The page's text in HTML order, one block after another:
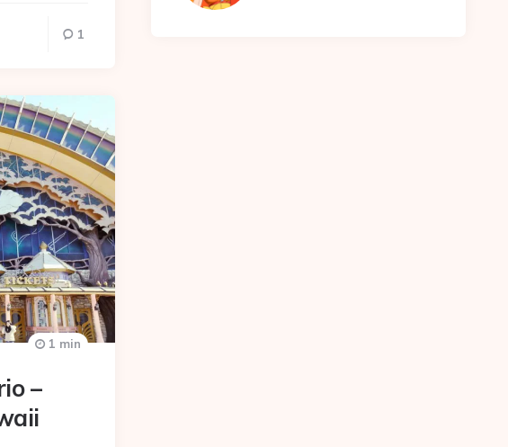
1
–
1 min